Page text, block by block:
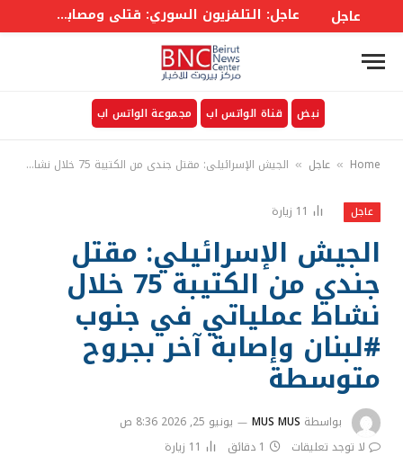
عاجل عاجل: التلفزيون السوري: قتلى ومصابون في انفجار عبوة ناسفة بحافلة ركاب في جرمانا بريف #دمشق
نبض قناة الواتس اب مجموعة الواتس اب
Home
» عاجل » الجيش الإسرائيلي: مقتل جندي من الكتيبة 75 خلال نشاط عملياتي في جنوب #لبنان وإصابة آخر بجروح متوسطة
عاجل 11 زيارة
الجيش الإسرائيلي: مقتل
جندي من الكتيبة 75 خلال
نشاط عملياتي في جنوب
#لبنان وإصابة آخر بجروح
متوسطة
بواسطة MUS MUS
يونيو 25, 2026 8:36 ص
لا توجد تعليقات
1 دقائق 11 زيارة